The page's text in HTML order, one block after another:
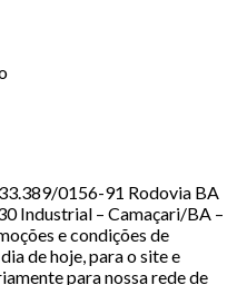
0156-91 Rodovia BA
Industrial – Camaçari/BA –
e condições de
de hoje, para o site e
para nossa rede de